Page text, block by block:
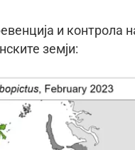
и контрола
земји: